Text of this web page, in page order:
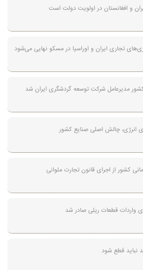
و افغانستان در اولویت دولت است
تجاری ایران و اوراسیا در مسکو نهایی می‌شود
مدیرعامل شرکت توسعه گردشگری ایران شد
انرژی، چالش اصلی صنایع کشور
کشور از اجرای قانون تجارت ملوانی
واردات قطعات ریلی صادر شد
نباید قطع شود